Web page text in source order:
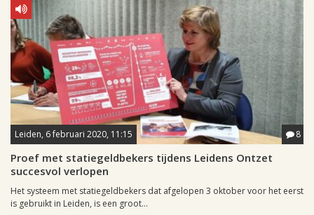
Leiden, 6 februari 2020, 11:15 8
Proef met statiegeldbekers tijdens Leidens Ontzet
succesvol verlopen
Het systeem met statiegeldbekers dat afgelopen 3 oktober voor het eerst
is gebruikt in Leiden, is een groot...